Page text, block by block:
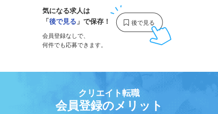
気になる求人は
「後で見る 」で保存！
会員登録なしで、
何件でも応募できます。
クリエイト転職
会員登録のメリット